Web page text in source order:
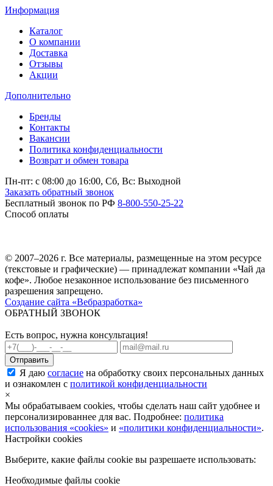
Информация
Каталог
О компании
Доставка
Отзывы
Акции
Дополнительно
Бренды
Контакты
Вакансии
Политика конфиденциальности
Возврат и обмен товара
Пн-пт: c 08:00 до 16:00, Сб, Вс: Выходной
Заказать обратный звонок
Бесплатный звонок по РФ 8-800-550-25-22
Способ оплаты
© 2007–2026 г. Все материалы, размещенные на этом ресурсе
(текстовые и графические) — принадлежат компании «Чай да
кофе». Любое незаконное использование без письменного
разрешения запрещено.
Создание сайта «Вебразработка»
ОБРАТНЫЙ ЗВОНОК
Есть вопрос, нужна консультация!
Я даю согласие на обработку своих персональных данных
и ознакомлен с политикой конфиденциальности
×
Мы обрабатываем cookies, чтобы сделать наш сайт удобнее и
персонализированнее для вас. Подробнее: политика
использования «cookies» и «политики конфиденциальности».
Настройки cookies
Выберите, какие файлы cookie вы разрешаете использовать:
Необходимые файлы cookie